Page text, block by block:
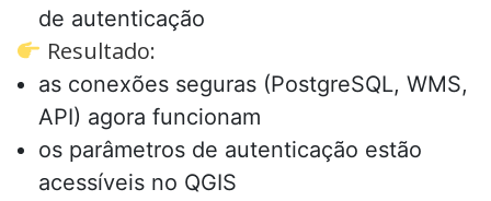
de autenticação
Resultado:
as conexões seguras (PostgreSQL, WMS,
API) agora funcionam
os parâmetros de autenticação estão
acessíveis no QGIS